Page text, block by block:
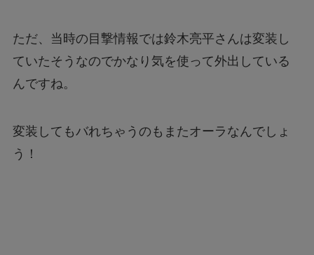
ただ、当時の目撃情報では鈴木亮平さんは変装し
ていたそうなのでかなり気を使って外出している
んですね。
変装してもバれちゃうのもまたオーラなんでしょ
う！